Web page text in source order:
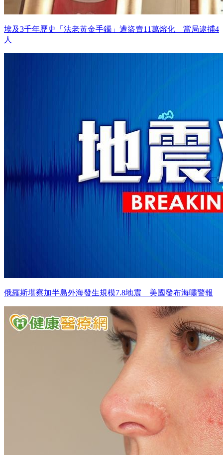
埃及3千年歷史「法老黃金手鐲」遭盜賣11萬熔化 當局逮捕4
人
俄羅斯堪察加半島外海發生規模7.8地震 美國發布海嘯警報